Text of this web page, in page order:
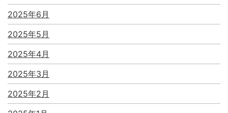
2025年6月
2025年5月
2025年4月
2025年3月
2025年2月